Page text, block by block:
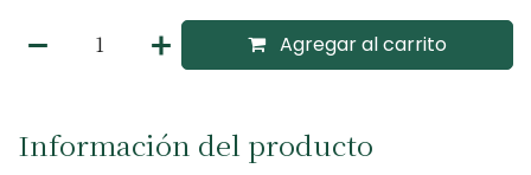
Agregar al carrito
Información del producto